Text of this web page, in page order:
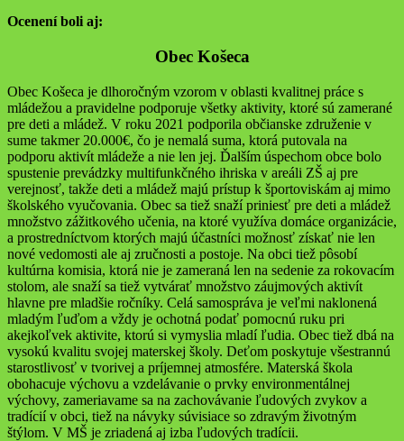
Ocenení boli aj:
Obec Košeca
Obec Košeca je dlhoročným vzorom v oblasti kvalitnej práce s
mládežou a pravidelne podporuje všetky aktivity, ktoré sú zamerané
pre deti a mládež. V roku 2021 podporila občianske združenie v
sume takmer 20.000€, čo je nemalá suma, ktorá putovala na
podporu aktivít mládeže a nie len jej. Ďalším úspechom obce bolo
spustenie prevádzky multifunkčného ihriska v areáli ZŠ aj pre
verejnosť, takže deti a mládež majú prístup k športoviskám aj mimo
školského vyučovania. Obec sa tiež snaží priniesť pre deti a mládež
množstvo zážitkového učenia, na ktoré využíva domáce organizácie,
a prostredníctvom ktorých majú účastníci možnosť získať nie len
nové vedomosti ale aj zručnosti a postoje. Na obci tiež pôsobí
kultúrna komisia, ktorá nie je zameraná len na sedenie za rokovacím
stolom, ale snaží sa tiež vytvárať množstvo záujmových aktivít
hlavne pre mladšie ročníky. Celá samospráva je veľmi naklonená
mladým ľuďom a vždy je ochotná podať pomocnú ruku pri
akejkoľvek aktivite, ktorú si vymyslia mladí ľudia. Obec tiež dbá na
vysokú kvalitu svojej materskej školy. Deťom poskytuje všestrannú
starostlivosť v tvorivej a príjemnej atmosfére. Materská škola
obohacuje výchovu a vzdelávanie o prvky environmentálnej
výchovy, zameriavame sa na zachovávanie ľudových zvykov a
tradícií v obci, tiež na návyky súvisiace so zdravým životným
štýlom. V MŠ je zriadená aj izba ľudových tradícii.